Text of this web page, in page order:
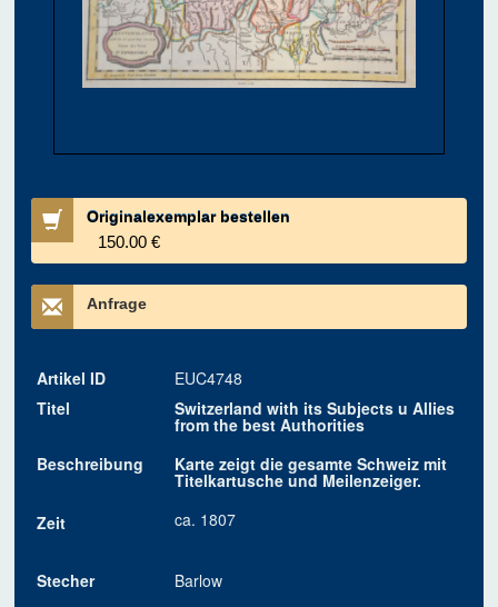
Originalexemplar bestellen
150.00 €
Anfrage
Artikel ID
EUC4748
Titel
Switzerland with its Subjects u Allies
from the best Authorities
Beschreibung
Karte zeigt die gesamte Schweiz mit
Titelkartusche und Meilenzeiger.
Zeit
ca. 1807
Stecher
Barlow